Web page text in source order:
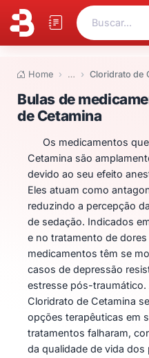
Buscar...
Home … Cloridrato de
Bulas de
Bulas de
de Cetamina
Os medicamentos
Cetamina são
devido ao seu efeito
Eles atuam como
reduzindo a percepção
de sedação. Indicados
e no tratamento de
medicamentos têm se
casos de depressão
estresse pós-traumático.
Cloridrato de Cetamina
opções terapêuticas em
tratamentos falharam,
da qualidade de vida